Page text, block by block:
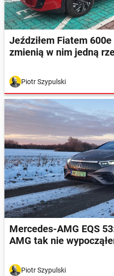
Jeździłem Fiatem
zmienią w nim jedną
Piotr Szypulski
Mercedes-AMG EQS
AMG tak nie
Piotr Szypulski